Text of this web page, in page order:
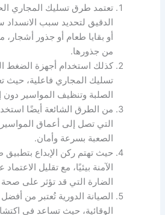
تعتمد طرق تسليك المجاري
الدقيق لتحديد سبب الانسداد
أو بقايا طعام أو جذور
من جذورها.
كذلك استخدام أجهزة الضغط
تسليك المجاري فاعلية، حيث
الصلبة وتنظيف المواسير دون
من الطرق الشائعة أيضًا
التي تصل إلى أعماق
الصعبة بسرعة وأمان.
حيث تهتم ركن الإبداع
الآمنة بيئيًا، مع تقليل الاعتماد
الضارة التي قد تؤثر على
الصيانة الدورية تُعتبر من
الوقائية، حيث تساعد في